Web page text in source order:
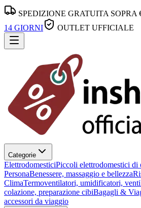
SPEDIZIONE GRATUITA SOPRA
14 GIORNI
OUTLET UFFICIALE
Categorie
ElettrodomesticiPiccoli elettrodomestici di
PersonaBenessere, massaggio e bellezza
ClimaTermoventilatori, umidificatori,
colazione, preparazione cibiBagagli &
accessori da viaggio